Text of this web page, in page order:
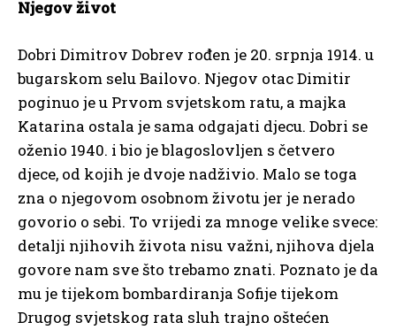
Njegov život
Dobri Dimitrov Dobrev rođen je 20. srpnja 1914. u
bugarskom selu Bailovo. Njegov otac Dimitir
poginuo je u Prvom svjetskom ratu, a majka
Katarina ostala je sama odgajati djecu. Dobri se
oženio 1940. i bio je blagoslovljen s četvero
djece, od kojih je dvoje nadživio. Malo se toga
zna o njegovom osobnom životu jer je nerado
govorio o sebi. To vrijedi za mnoge velike svece:
detalji njihovih života nisu važni, njihova djela
govore nam sve što trebamo znati. Poznato je da
mu je tijekom bombardiranja Sofije tijekom
Drugog svjetskog rata sluh trajno oštećen